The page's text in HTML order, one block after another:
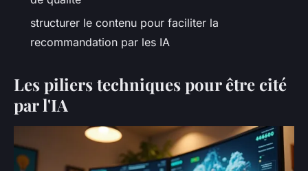
structurer le contenu pour faciliter la
recommandation par les IA
Les piliers techniques pour être cité
par l'IA